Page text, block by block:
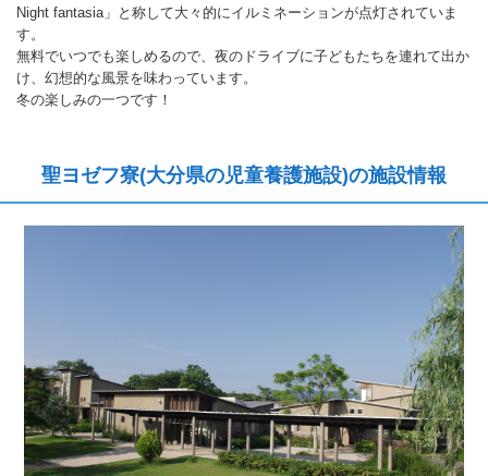
Night fantasia」と称して大々的にイルミネーションが点灯されていま
す。
無料でいつでも楽しめるので、夜のドライブに子どもたちを連れて出か
け、幻想的な風景を味わっています。
冬の楽しみの一つです！
聖ヨゼフ寮(大分県の児童養護施設)の施設情報